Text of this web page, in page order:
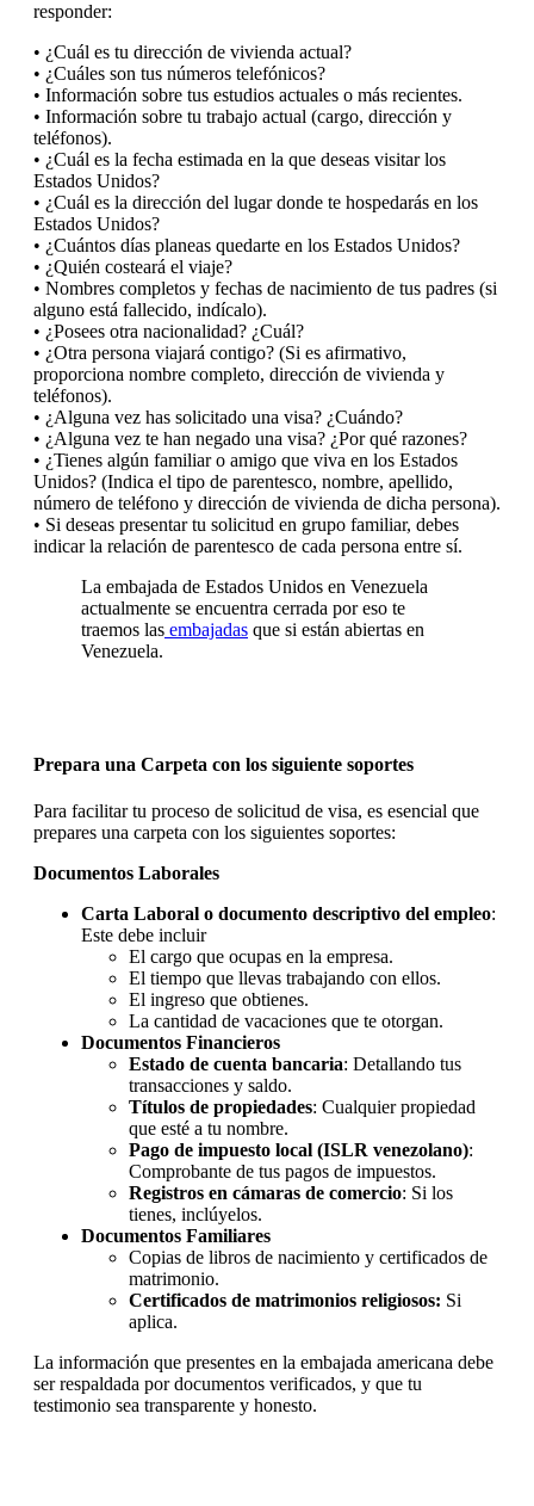
responder:
• ¿Cuál es tu dirección de vivienda actual?
• ¿Cuáles son tus números telefónicos?
• Información sobre tus estudios actuales o más recientes.
• Información sobre tu trabajo actual (cargo, dirección y
teléfonos).
• ¿Cuál es la fecha estimada en la que deseas visitar los
Estados Unidos?
• ¿Cuál es la dirección del lugar donde te hospedarás en los
Estados Unidos?
• ¿Cuántos días planeas quedarte en los Estados Unidos?
• ¿Quién costeará el viaje?
• Nombres completos y fechas de nacimiento de tus padres (si
alguno está fallecido, indícalo).
• ¿Posees otra nacionalidad? ¿Cuál?
• ¿Otra persona viajará contigo? (Si es afirmativo,
proporciona nombre completo, dirección de vivienda y
teléfonos).
• ¿Alguna vez has solicitado una visa? ¿Cuándo?
• ¿Alguna vez te han negado una visa? ¿Por qué razones?
• ¿Tienes algún familiar o amigo que viva en los Estados
Unidos? (Indica el tipo de parentesco, nombre, apellido,
número de teléfono y dirección de vivienda de dicha persona).
• Si deseas presentar tu solicitud en grupo familiar, debes
indicar la relación de parentesco de cada persona entre sí.
La embajada de Estados Unidos en Venezuela
actualmente se encuentra cerrada por eso te
traemos las embajadas que si están abiertas en
Venezuela.
Prepara una Carpeta con los siguiente soportes
Para facilitar tu proceso de solicitud de visa, es esencial que
prepares una carpeta con los siguientes soportes:
Documentos Laborales
Carta Laboral o documento descriptivo del empleo:
Este debe incluir
El cargo que ocupas en la empresa.
El tiempo que llevas trabajando con ellos.
El ingreso que obtienes.
La cantidad de vacaciones que te otorgan.
Documentos Financieros
Estado de cuenta bancaria: Detallando tus
transacciones y saldo.
Títulos de propiedades: Cualquier propiedad
que esté a tu nombre.
Pago de impuesto local (ISLR venezolano):
Comprobante de tus pagos de impuestos.
Registros en cámaras de comercio: Si los
tienes, inclúyelos.
Documentos Familiares
Copias de libros de nacimiento y certificados de
matrimonio.
Certificados de matrimonios religiosos: Si
aplica.
La información que presentes en la embajada americana debe
ser respaldada por documentos verificados, y que tu
testimonio sea transparente y honesto.